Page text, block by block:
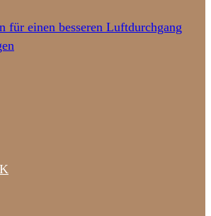
für einen besseren Luftdurchgang